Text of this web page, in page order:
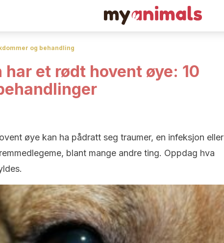
og behandling
har et rødt hovent øye: 10
øye kan ha pådratt seg traumer, en infeksjon eller
blant mange andre ting. Oppdag hva